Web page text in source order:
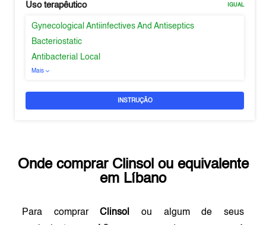
Uso terapêutico IGUAL
Gynecological Antiinfectives And Antiseptics
Bacteriostatic
Antibacterial Local
Mais
INSTRUÇÃO
Onde comprar Clinsolou equivalente
em Líbano
Para comprarClinsol
ou algum de seus